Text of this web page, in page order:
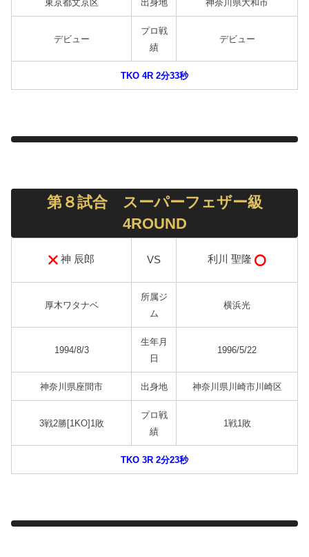
東京都文京区 出身地 神奈川県大和市
デビュー
プロ戦
績
デビュー
TKO 4R 2分33秒
第８試合 スーパーフェザー級
4ROUND
神 辰郎 VS 利川 聖隆
厚木ワタナベ
所属ジ
ム
横浜光
1994/8/3
生年月
日
1996/5/22
神奈川県座間市 出身地 神奈川県川崎市川崎区
3戦2勝[1KO]1敗
プロ戦
績
1戦1敗
TKO 3R 2分23秒